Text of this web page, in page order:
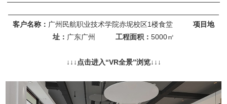
客户名称： 广州民航职业技术学院赤坭校区1楼食堂
项目地
址： 广东广州 工程面积： 5000㎡
↓ ↓↓点击进入“VR全景”浏览↓↓↓